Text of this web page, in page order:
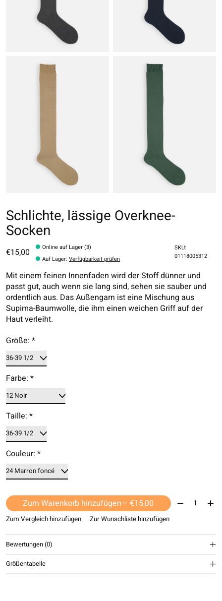
Schlichte, lässige Overknee-
Socken
€15,00
Online auf Lager (3)
Auf Lager:Verfügbarkeit prüfen
SKU:
01118005312
Mit einem feinen Innenfaden wird der Stoff dünner und
passt gut, auch wenn sie lang sind, sehen sie sauber und
ordentlich aus. Das Außengarn ist eine Mischung aus
Supima-Baumwolle, die ihm einen weichen Griff auf der
Haut verleiht.
Größe: *
Farbe: *
Taille: *
Couleur: *
Zum Warenkorb hinzufügen — €15,00 Menge:
Zum Vergleich hinzufügen Zur Wunschliste hinzufügen
Bewertungen (0)
Größentabelle